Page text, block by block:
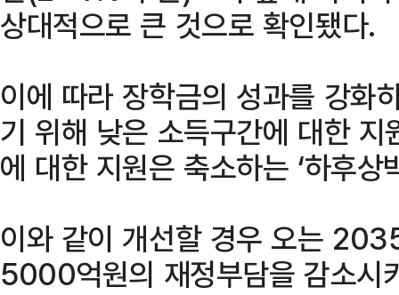
상대적으로 큰 것으로 확인됐다.
이에 따라 장학금의 성과를 강화
기 위해 낮은 소득구간에 대한
에 대한 지원은 축소하는 ‘하후상
이와 같이 개선할 경우 오는
5000억원의 재정부담을 감소시